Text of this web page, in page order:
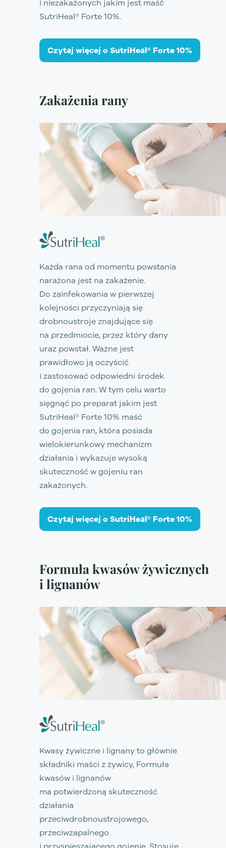
i niezakażonych jakim jest maść
SutriHeal® Forte 10%.
Czytaj więcej o SutriHeal® Forte 10%
Zakażenia rany
Każda rana od momentu powstania
narażona jest na zakażenie.
Do zainfekowania w pierwszej
kolejności przyczyniają się
drobnoustroje znajdujące się
na przedmiocie, przez który dany
uraz powstał. Ważne jest
prawidłowo ją oczyścić
i zastosować odpowiedni środek
do gojenia ran. W tym celu warto
sięgnąć po preparat jakim jest
SutriHeal® Forte 10% maść
do gojenia ran, która posiada
wielokierunkowy mechanizm
działania i wykazuje wysoką
skuteczność w gojeniu ran
zakażonych.
Czytaj więcej o SutriHeal® Forte 10%
Formuła kwasów żywicznych
i lignanów
Kwasy żywiczne i lignany to głównie
składniki maści z żywicy, Formuła
kwasów i lignanów
ma potwierdzoną skuteczność
działania
przeciwdrobnoustrojowego,
przeciwzapalnego
i przyspieszającego gojenie. Stosuje